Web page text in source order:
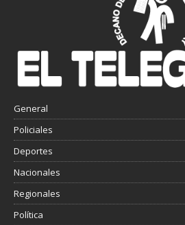
General
Policiales
Deportes
Nacionales
Regionales
Política